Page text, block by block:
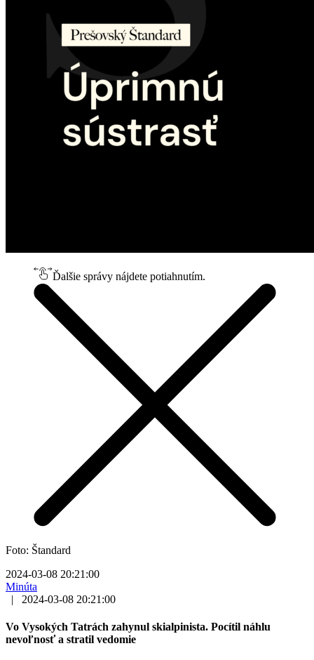
Ďalšie správy nájdete potiahnutím.
Foto: Štandard
2024-03-08 20:21:00
Minúta
|
2024-03-08 20:21:00
Vo Vysokých Tatrách zahynul skialpinista. Pocítil náhlu
nevoľnosť a stratil vedomie